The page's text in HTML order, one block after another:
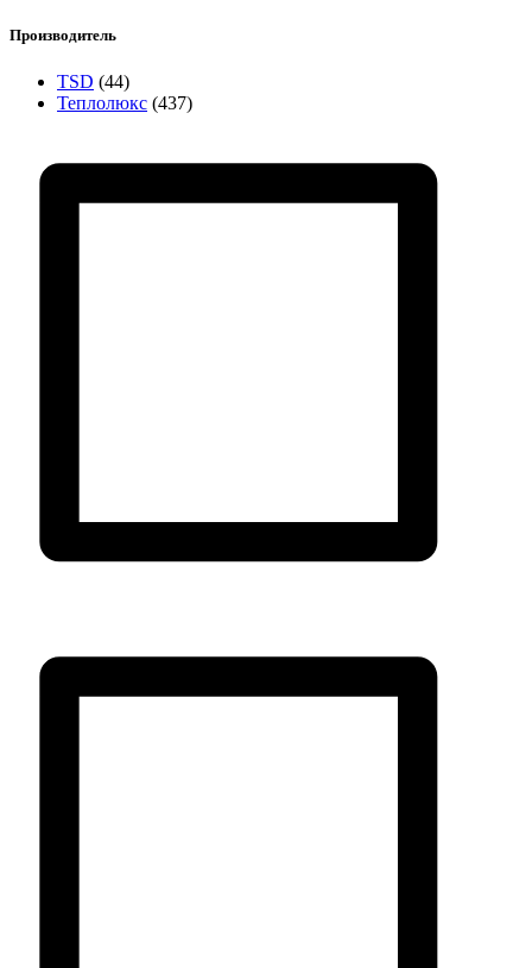
Производитель
TSD (44)
Теплолюкс (437)